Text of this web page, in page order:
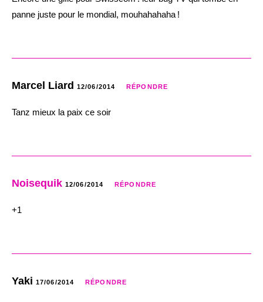
panne juste pour le mondial, mouhahahaha !
Marcel Liard 12/06/2014 RÉPONDRE
Tanz mieux la paix ce soir
Noisequik 12/06/2014 RÉPONDRE
+1
Yaki 17/06/2014 RÉPONDRE